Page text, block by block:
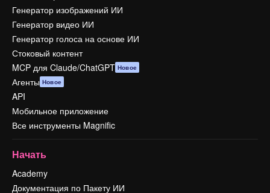
Генератор изображений ИИ
Генератор видео ИИ
Генератор голоса на основе ИИ
Стоковый контент
MCP для Claude/ChatGPT Новое
Агенты Новое
API
Мобильное приложение
Все инструменты Magnific
Начать
Academy
Документация по Пакету ИИ